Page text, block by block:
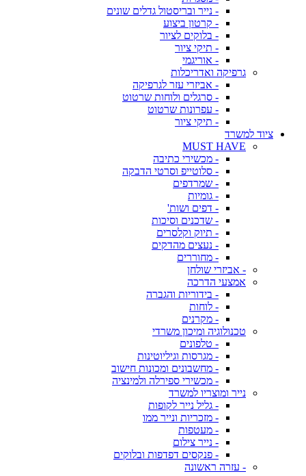
- נייר ובריסטול גדלים שונים
- קרטון ביצוע
- בלוקים לציור
- תיקי ציור
- אוריגמי
גרפיקה ואדריכלות
- אביזרי עזר לגרפיקה
- סרגלים ולוחות שרטוט
- עפרונות שרטוט
- תיקי ציור
ציוד למשרד
MUST HAVE
- מכשירי כתיבה
- סלוטייפ וסרטי הדבקה
- שמרדפים
- גומיות
- דפים ושות'
- שדכנים וסיכות
- תיוק וקלסרים
- נעצים מהדקים
- מחוררים
- אביזרי שולחן
אמצעי הדרכה
- בידוריות והגברה
- לוחות
- מקרנים
טכנולוגיה ומיכון משרדי
- טלפונים
- מגרסות וגיליוטינות
- מחשבונים ומכונות חישוב
- מכשירי ספירלה ולמינציה
נייר ומוצריו למשרד
- גליל נייר לקופות
- מזכריות ונייר ממו
- מעטפות
- נייר צילום
- פנקסים דפדפות ובלוקים
- עזרה ראשונה